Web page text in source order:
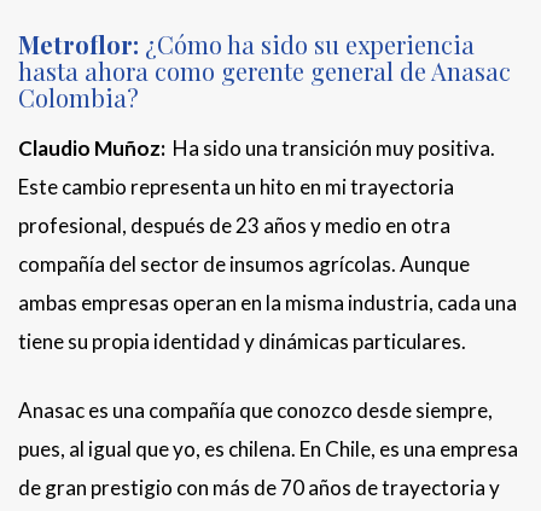
Metroflor: ¿Cómo ha sido su experiencia
hasta ahora como gerente general de Anasac
Colombia?
Claudio Muñoz: Ha sido una transición muy positiva.
Este cambio representa un hito en mi trayectoria
profesional, después de 23 años y medio en otra
compañía del sector de insumos agrícolas. Aunque
ambas empresas operan en la misma industria, cada una
tiene su propia identidad y dinámicas particulares.
Anasac es una compañía que conozco desde siempre,
pues, al igual que yo, es chilena. En Chile, es una empresa
de gran prestigio con más de 70 años de trayectoria y